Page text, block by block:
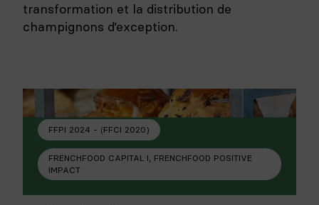
transformation et la distribution de
champignons d’exception.
FFPI 2024 - (FFCI 2020)
FRENCHFOOD CAPITAL I, FRENCHFOOD POSITIVE
IMPACT